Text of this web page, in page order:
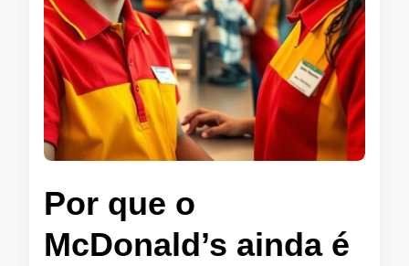
Por que o
McDonald’s ainda é